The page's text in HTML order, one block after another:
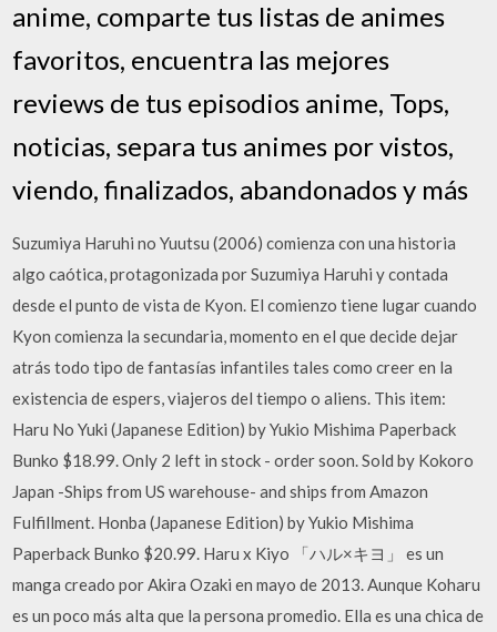
anime, comparte tus listas de animes
favoritos, encuentra las mejores
reviews de tus episodios anime, Tops,
noticias, separa tus animes por vistos,
viendo, finalizados, abandonados y más
Suzumiya Haruhi no Yuutsu (2006) comienza con una historia
algo caótica, protagonizada por Suzumiya Haruhi y contada
desde el punto de vista de Kyon. El comienzo tiene lugar cuando
Kyon comienza la secundaria, momento en el que decide dejar
atrás todo tipo de fantasías infantiles tales como creer en la
existencia de espers, viajeros del tiempo o aliens. This item:
Haru No Yuki (Japanese Edition) by Yukio Mishima Paperback
Bunko $18.99. Only 2 left in stock - order soon. Sold by Kokoro
Japan -Ships from US warehouse- and ships from Amazon
Fulfillment. Honba (Japanese Edition) by Yukio Mishima
Paperback Bunko $20.99. Haru x Kiyo 「ハル×キヨ」 es un
manga creado por Akira Ozaki en mayo de 2013. Aunque Koharu
es un poco más alta que la persona promedio. Ella es una chica de